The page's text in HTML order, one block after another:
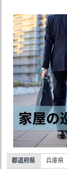
都道府県 兵庫県